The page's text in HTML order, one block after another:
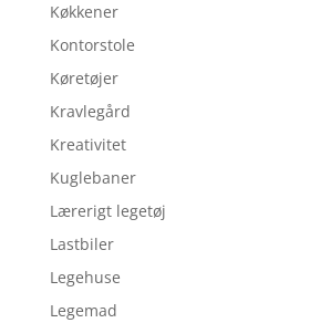
Køkkener
Kontorstole
Køretøjer
Kravlegård
Kreativitet
Kuglebaner
Lærerigt legetøj
Lastbiler
Legehuse
Legemad